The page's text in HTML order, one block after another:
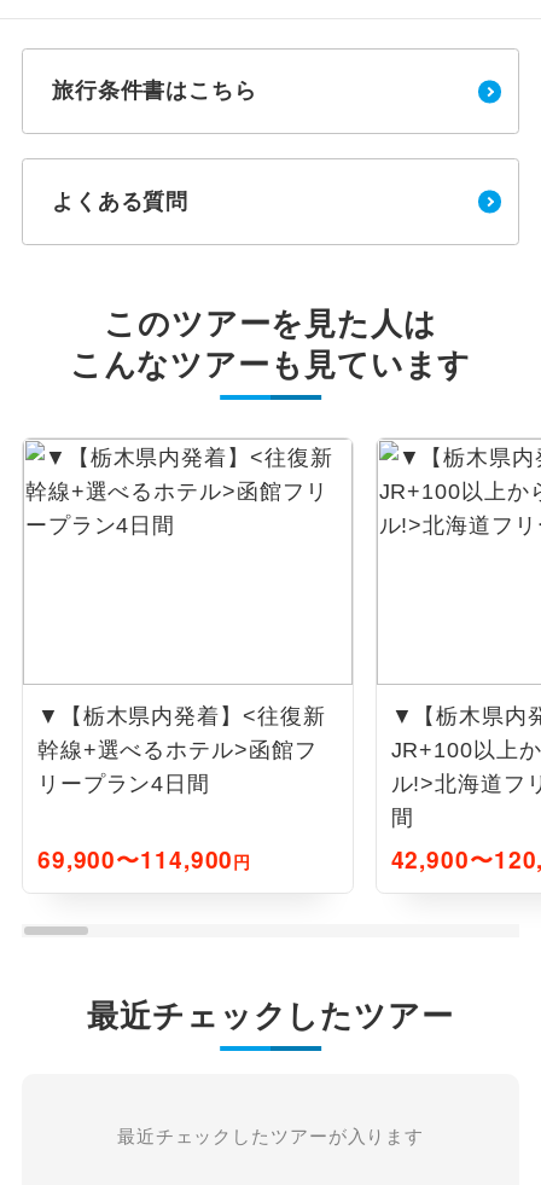
旅行条件書はこちら
よくある質問
このツアーを見た人は
こんなツアーも見ています
▼【栃木県内発着】<往復新
幹線+選べるホテル>函館フ
リープラン4日間
69,900〜114,900円
▼【栃木県内
JR+100以上
ル!>北海道フ
間
42,900〜
最近チェックしたツアー
最近チェックしたツアーが入ります